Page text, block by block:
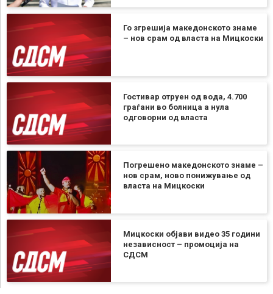
Го згрешија македонското знаме
– нов срам од власта на Мицкоски
Гостивар отруен од вода, 4.700
граѓани во болница а нула
одговорни од власта
Погрешено македонското знаме –
нов срам, ново понижување од
власта на Мицкоски
Мицкоски објави видео 35 години
независност – промоција на
СДСМ